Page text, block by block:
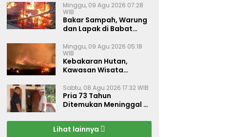
Minggu, 09 Agu 2026 07:28
WIB
Bakar Sampah, Warung
dan Lapak di Babat
Api
Minggu, 09 Agu 2026 05:18
WIB
Kebakaran Hutan,
Kawasan Wisata
Total
Sabtu, 08 Agu 2026 17:32 WIB
Pria 73 Tahun
Ditemukan Meninggal di
Sumenep
Lihat lainnya